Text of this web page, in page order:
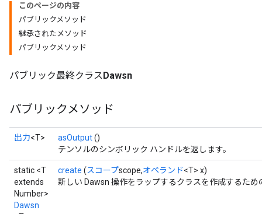
このページの内容
パブリックメソッド
継承されたメソッド
パブリックメソッド
パブリック最終クラスDawsn
パブリックメソッド
出力<T> asOutput()
テンソルのシンボリック ハンドルを返します。
static <T
extends
Number>
Dawsn
create (スコープscope,オペランド<T> x)
新しい Dawsn 操作をラップするクラスを作成するた